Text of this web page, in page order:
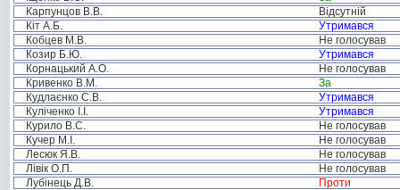
Карпунцов В.В.
Відсутній
Кіт А.Б.
Утримався
Кобцев М.В.
Не голосував
Козир Б.Ю.
Утримався
Корнацький А.О.
Не голосував
Кривенко В.М.
За
Кудлаєнко С.В.
Утримався
Куліченко І.І.
Утримався
Курило В.С.
Не голосував
Кучер М.І.
Не голосував
Лесюк Я.В.
Не голосував
Лівік О.П.
Не голосував
Лубінець Д.В.
Проти